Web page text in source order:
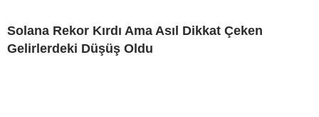
Solana Rekor Kırdı Ama Asıl Dikkat Çeken
Gelirlerdeki Düşüş Oldu